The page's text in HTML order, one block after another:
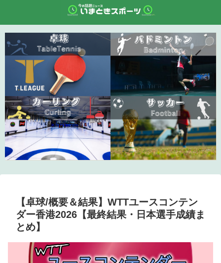
【卓球/概要＆結果】WTTユースコンテン
ダー香港2026【最終結果・日本選手成績ま
とめ】